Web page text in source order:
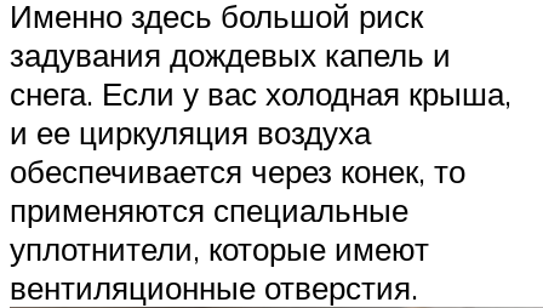
Именно здесь большой риск
задувания дождевых капель и
снега. Если у вас холодная крыша,
и ее циркуляция воздуха
обеспечивается через конек, то
применяются специальные
уплотнители, которые имеют
вентиляционные отверстия.